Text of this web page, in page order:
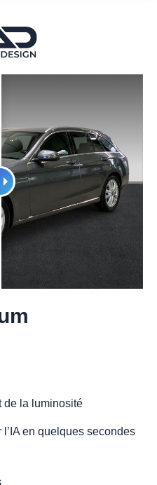
de la luminosité
en quelques secondes